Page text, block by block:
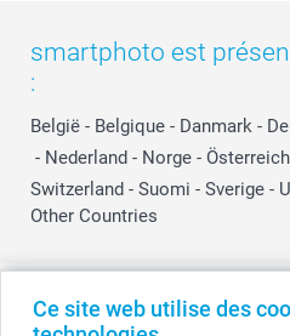
Ce site web utilise des
smartphoto est
:
België - Belgique - Danmark -
- Nederland - Norge - Österreich
Switzerland - Suomi - Sverige -
Other Countries
Tous les prix sont en EURO (€),